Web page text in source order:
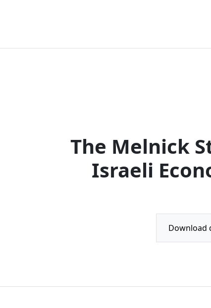
The Melnick
Israeli